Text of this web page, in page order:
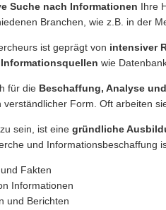
Suche nach Informationen Ihre
Branchen, wie z.B. in der
ist geprägt von intensiver
wie
für die Beschaffung, Analyse
verständlicher Form. Oft arbeiten
sein, ist eine gründliche
und Informationsbeschaffung
Fakten
Informationen
und Berichten